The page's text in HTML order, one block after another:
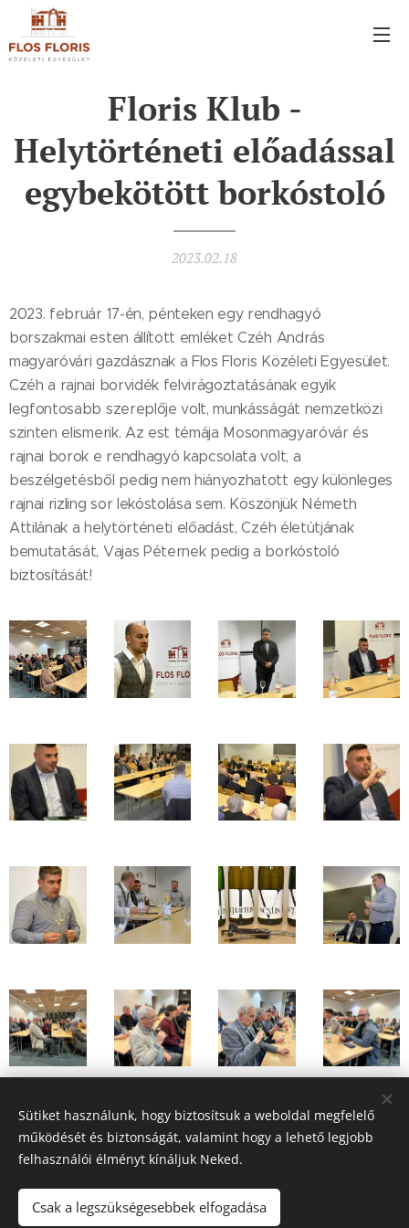
Floris Klub -
Helytörténeti előadással
egybekötött borkóstoló
2023.02.18
2023. február 17-én, pénteken egy rendhagyó
borszakmai esten állított emléket Czéh András
magyaróvári gazdásznak a Flos Floris Közéleti Egyesület.
Czéh a rajnai borvidék felvirágoztatásának egyik
legfontosabb szereplője volt, munkásságát nemzetközi
szinten elismerik. Az est témája Mosonmagyaróvár és
rajnai borok e rendhagyó kapcsolata volt, a
beszélgetésből pedig nem hiányozhatott egy különleges
rajnai rizling sor lekóstolása sem. Köszönjük Németh
Attilának a helytörténeti előadást, Czéh életútjának
bemutatását, Vajas Péternek pedig a borkóstoló
biztosítását!
Share
Sütiket használunk, hogy biztosítsuk a weboldal megfelelő
működését és biztonságát, valamint hogy a lehető legjobb
felhasználói élményt kínáljuk Neked.
Csak a legszükségesebbek elfogadása